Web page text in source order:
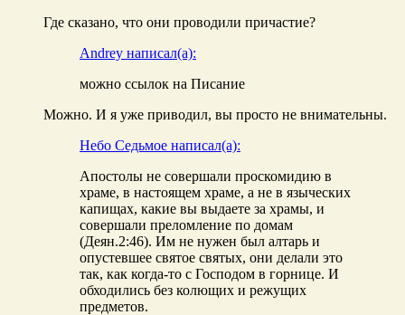
Где сказано, что они проводили причастие?
Andrey написал(а):
можно ссылок на Писание
Можно. И я уже приводил, вы просто не внимательны.
Небо Седьмое написал(а):
Апостолы не совершали проскомидию в
храме, в настоящем храме, а не в языческих
капищах, какие вы выдаете за храмы, и
совершали преломление по домам
(Деян.2:46). Им не нужен был алтарь и
опустевшее святое святых, они делали это
так, как когда-то с Господом в горнице. И
обходились без колющих и режущих
предметов.